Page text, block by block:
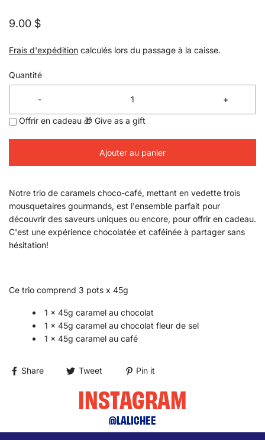
9.00 $
Frais d'expédition calculés lors du passage à la caisse.
Quantité
- +
Offrir en cadeau 🎁 Give as a gift
Ajouter au panier
Notre trio de caramels choco-café, mettant en vedette trois
mousquetaires gourmands, est l'ensemble parfait pour
découvrir des saveurs uniques ou encore, pour offrir en cadeau.
C'est une expérience chocolatée et caféinée à partager sans
hésitation!
Ce trio comprend 3 pots x 45g
1 x 45g caramel au chocolat
1 x 45g caramel au chocolat fleur de sel
1 x 45g caramel au café
Share Tweet Pin it
INSTAGRAM
@LALICHEE